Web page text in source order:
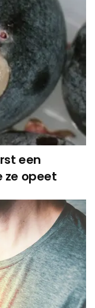
een
ze opeet